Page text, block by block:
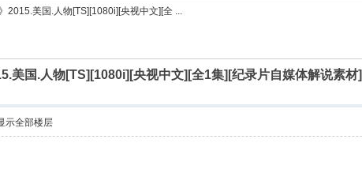
2015.美国.人物[TS][1080i][央视中文][全 ...
美国.人物[TS][1080i][央视中文][全1集][纪录片自媒体解说素
示全部楼层